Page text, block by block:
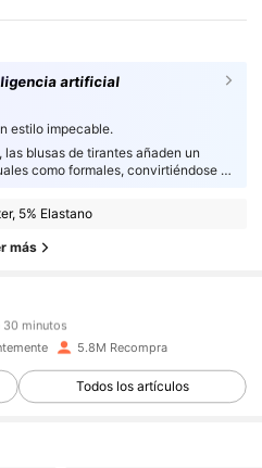
artificial
estilo impecable.
blusas de tirantes añaden un
como formales, convirtiéndose en
5% Elastano
más
5.8M Recompra
Todos los artículos